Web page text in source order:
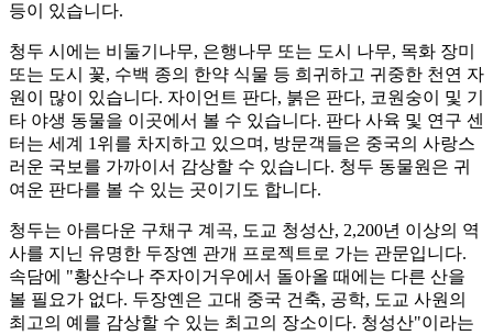
등이 있습니다.
청두 시에는 비둘기나무, 은행나무 또는 도시 나무, 목화 장미
또는 도시 꽃, 수백 종의 한약 식물 등 희귀하고 귀중한 천연 자
원이 많이 있습니다. 자이언트 판다, 붉은 판다, 코원숭이 및 기
타 야생 동물을 이곳에서 볼 수 있습니다. 판다 사육 및 연구 센
터는 세계 1위를 차지하고 있으며, 방문객들은 중국의 사랑스
러운 국보를 가까이서 감상할 수 있습니다. 청두 동물원은 귀
여운 판다를 볼 수 있는 곳이기도 합니다.
청두는 아름다운 구채구 계곡, 도교 청성산, 2,200년 이상의 역
사를 지닌 유명한 두장옌 관개 프로젝트로 가는 관문입니다.
속담에 "황산수나 주자이거우에서 돌아올 때에는 다른 산을
볼 필요가 없다. 두장옌은 고대 중국 건축, 공학, 도교 사원의
최고의 예를 감상할 수 있는 최고의 장소이다. 청성산"이라는